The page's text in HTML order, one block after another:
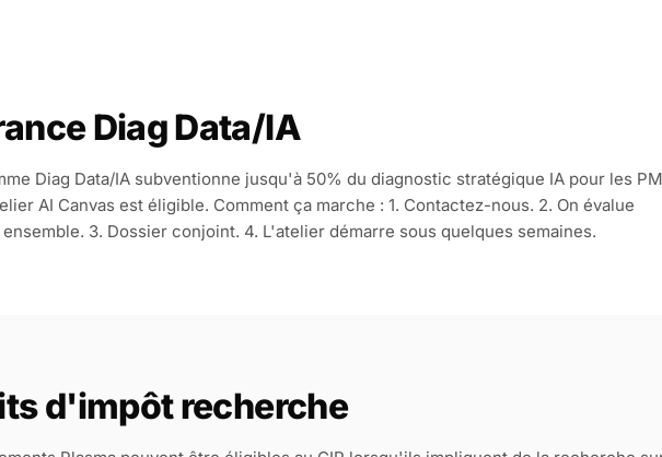
Diag Data/IA
Diag Data/IA subventionne jusqu'à 50% du diagnostic stratégique IA pour les
AI Canvas est éligible. Comment ça marche : 1. Contactez-nous. 2. On évalue
3. Dossier conjoint. 4. L'atelier démarre sous quelques semaines.
d'impôt recherche